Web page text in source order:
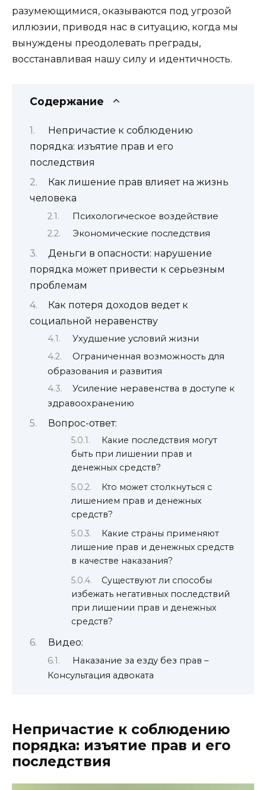
разумеющимися, оказываются под угрозой
иллюзии, приводя нас в ситуацию, когда мы
вынуждены преодолевать преграды,
восстанавливая нашу силу и идентичность.
Содержание
Непричастие к соблюдению
порядка: изъятие прав и его
последствия
Как лишение прав влияет на жизнь
человека
Психологическое воздействие
Экономические последствия
Деньги в опасности: нарушение
порядка может привести к серьезным
проблемам
Как потеря доходов ведет к
социальной неравенству
Ухудшение условий жизни
Ограниченная возможность для
образования и развития
Усиление неравенства в доступе к
здравоохранению
Вопрос-ответ:
Какие последствия могут
быть при лишении прав и
денежных средств?
Кто может столкнуться с
лишением прав и денежных
средств?
Какие страны применяют
лишение прав и денежных средств
в качестве наказания?
Существуют ли способы
избежать негативных последствий
при лишении прав и денежных
средств?
Видео:
Наказание за езду без прав –
Консультация адвоката
Непричастие к соблюдению
порядка: изъятие прав и его
последствия